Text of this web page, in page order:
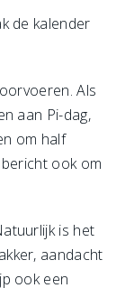
de kalender
Als
aan Pi-dag,
om half
ook om
is het
aandacht
ook een